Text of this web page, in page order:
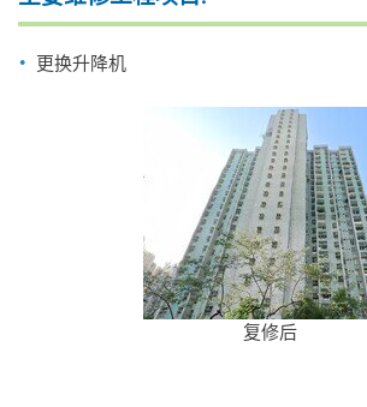
更换升降机
复修后